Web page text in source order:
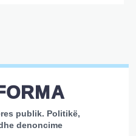
publik. Politikë,
denoncime